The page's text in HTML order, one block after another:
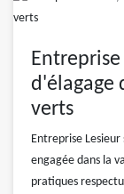
d'élagage
verts
Entreprise
engagée dans la
pratiques